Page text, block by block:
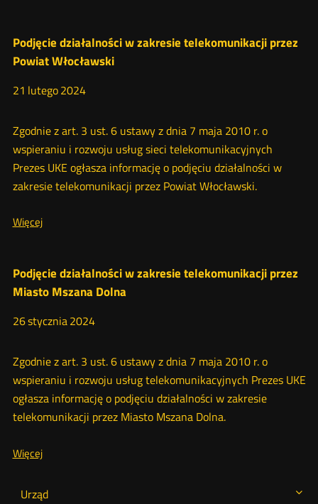
Urząd
zakresie
telekomunikacji
przez
Filipów
Podjęcie działalności w zakresie telekomunikacji przez
Powiat Włocławski
21 lutego2024
Zgodnie z art. 3 ust. 6 ustawy z dnia 7 maja 2010 r. o
wspieraniu i rozwoju usług sieci telekomunikacyjnych
Prezes UKE ogłasza informację o podjęciu działalności w
zakresie telekomunikacji przez Powiat Włocławski.
WięcejO:
zakresie
telekomunikacji
przez
Włocławski
Podjęcie działalności w zakresie telekomunikacji przez
Miasto Mszana Dolna
26stycznia2024
Zgodnie z art. 3 ust. 6 ustawy z dnia 7 maja 2010 r. o
wspieraniu i rozwoju usług telekomunikacyjnych Prezes UKE
ogłasza informację o podjęciu działalności w zakresie
telekomunikacji przez Miasto Mszana Dolna.
WięcejO:
w